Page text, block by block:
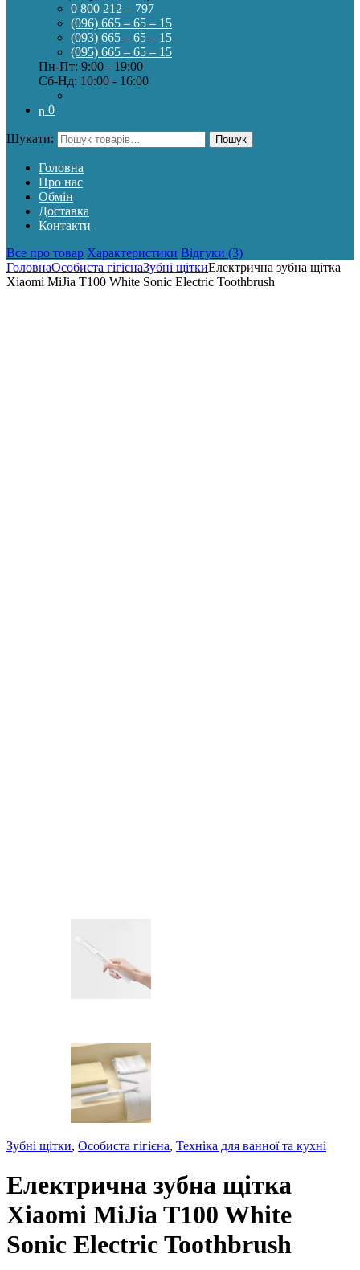
0 800 212 – 797
(096) 665 – 65 – 15
(093) 665 – 65 – 15
(095) 665 – 65 – 15
Пн-Пт: 9:00 - 19:00
Сб-Нд: 10:00 - 16:00
0
Шукати: Пошук
Головна
Про нас
Обмін
Доставка
Контакти
Все про товар Характеристики Відгуки (3)
ГоловнаОсобиста гігієнаЗубні щіткиЕлектрична зубна щітка
Xiaomi MiJia T100 White Sonic Electric Toothbrush
Зубні щітки, Особиста гігієна, Техніка для ванної та кухні
Електрична зубна щітка
Xiaomi MiJia T100 White
Sonic Electric Toothbrush